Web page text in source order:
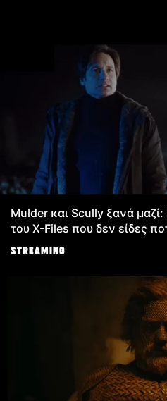
Mulder και Scully ξανά
του X-Files που δεν είδες
STREAMING